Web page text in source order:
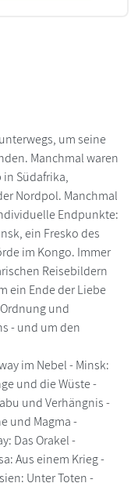
um seine
Manchmal waren
Südafrika,
Nordpol. Manchmal
Endpunkte:
ein Fresko des
im Kongo. Immer
Reisebildern
ein Ende der Liebe
und
- und um den
im Nebel - Minsk:
und die Wüste -
und Verhängnis -
und Magma -
Das Orakel -
Aus einem Krieg -
Unter Toten -